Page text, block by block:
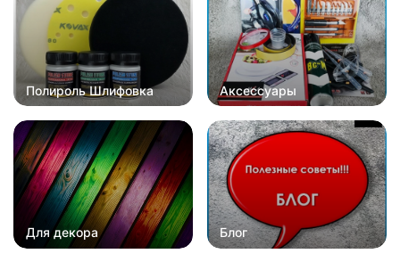
Полироль Шлифовка Аксессуары
Для декора Блог